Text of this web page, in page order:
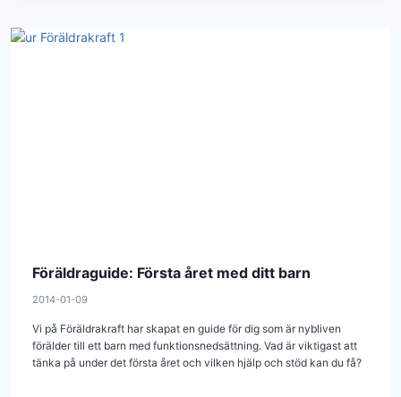
Föräldraguide: Första året med ditt barn
2014-01-09
Vi på Föräldrakraft har skapat en guide för dig som är nybliven
förälder till ett barn med funktionsnedsättning. Vad är viktigast att
tänka på under det första året och vilken hjälp och stöd kan du få?